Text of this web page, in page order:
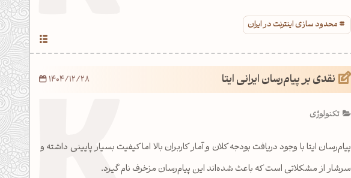
محدود سازی اینترنت در ایران
نقدی بر پیام‌رسان ایرانی ایتا
تکنولوژی
پیام‌رسان ایتا با وجود دریافت بودجه کلان و آمار کاربران بالا اما کیفیت بسیار پایینی داشته و
سرشار از مشکلاتی است که باعث شده‌اند این پیام‌رسان مزخرف نام گیرد.
1404/12/28